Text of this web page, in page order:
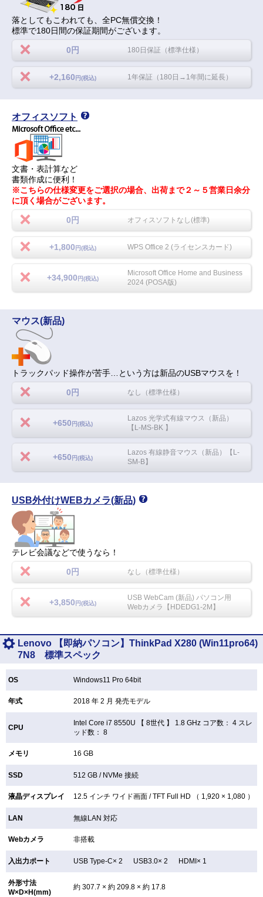
落としてもこわれても、全PC無償交換！
標準で180日間の保証期間がございます。
0円 180日保証（標準仕様）
+2,160 円(税込) 1年保証（180日→1年間に延長）
オフィスソフト
文書・表計算など
書類作成に便利！
※こちらの仕様変更をご選択の場合、出荷まで２～５営業日余分
に頂く場合がございます。
0円 オフィスソフトなし(標準)
+1,800 円(税込) WPS Office 2 (ライセンスカード)
+34,900 円(税込)
Microsoft Office Home and Business
2024 (POSA版)
マウス(新品)
トラックパッド操作が苦手…という方は新品のUSBマウスを！
0円 なし（標準仕様）
+650 円(税込)
Lazos 光学式有線マウス（新品）
【L-MS-BK 】
+650 円(税込)
Lazos 有線静音マウス（新品）【L-
SM-B】
USB外付けWEBカメラ(新品)
テレビ会議などで使うなら！
0円 なし（標準仕様）
+3,850 円(税込)
USB WebCam (新品) パソコン用
Webカメラ【HDEDG1-2M】
Lenovo 【即納パソコン】ThinkPad X280 (Win11pro64)
7N8 標準スペック
OS Windows11 Pro 64bit
年式 2018 年 2 月 発売モデル
CPU
Intel Core i7 8550U 【8世代 】 1.8 GHz コア数： 4 スレ
ッド数： 8
メモリ 16 GB
SSD 512 GB / NVMe 接続
液晶ディスプレイ 12.5 インチ ワイド画面 /TFT Full HD （ 1,920 × 1,080 ）
LAN 無線LAN対応
Webカメラ 非搭載
入出力ポート USB Type-C× 2 USB3.0× 2 HDMI× 1
外形寸法
W×D×H(mm)
約 307.7 × 約 209.8 × 約 17.8